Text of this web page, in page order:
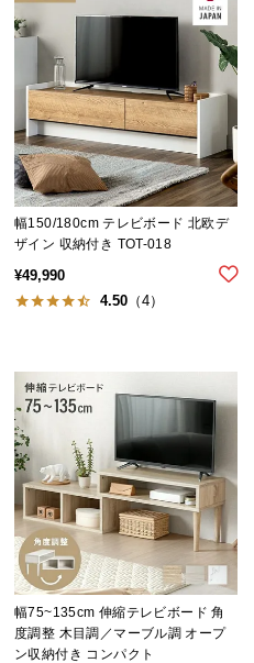
中
型
商
品
の
配
送
に
つ
い
品
の
送
に
つ
い
て
開
梱
幅150/180cm テレビボード 北欧デ
ザイン 収納付き TOT-018
¥49,990
4.50 （4）
幅75~135cm 伸縮テレビボード 角
度調整 木目調／マーブル調 オープ
ン収納付き コンパクト